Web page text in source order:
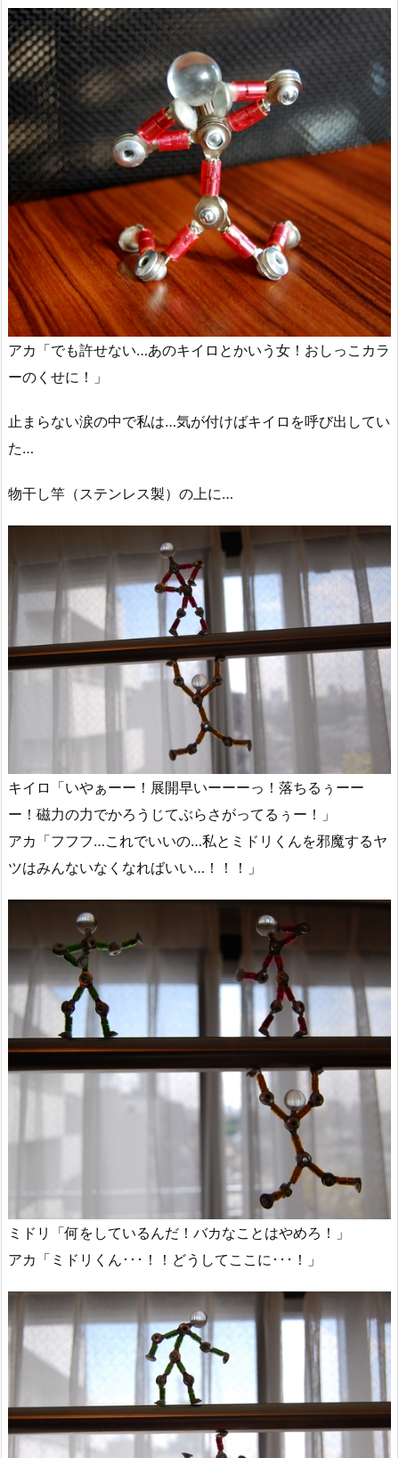
アカ「でも許せない…あのキイロとかいう女！おしっこカラ
ーのくせに！」
止まらない涙の中で私は…気が付けばキイロを呼び出してい
た…
物干し竿（ステンレス製）の上に…
キイロ「いやぁーー！展開早いーーーっ！落ちるぅーー
ー！磁力の力でかろうじてぶらさがってるぅー！」
アカ「フフフ…これでいいの…私とミドリくんを邪魔するヤ
ツはみんないなくなればいい…！！！」
ミドリ「何をしているんだ！バカなことはやめろ！」
アカ「ミドリくん･･･！！どうしてここに･･･！」